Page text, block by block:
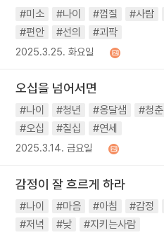
#미소 #나이 #껍질 #사람
#편안
#선의 #괴팍
2025.3.25. 화요일
오십을 넘어서면
#나이 #청년 #옹달샘 #청춘
#오십
#칠십 #연세
2025.3.14. 금요일
감정이 잘 흐르게 하라
#나이 #마음 #아침 #감정
#저녁
#낮 #지키는사람